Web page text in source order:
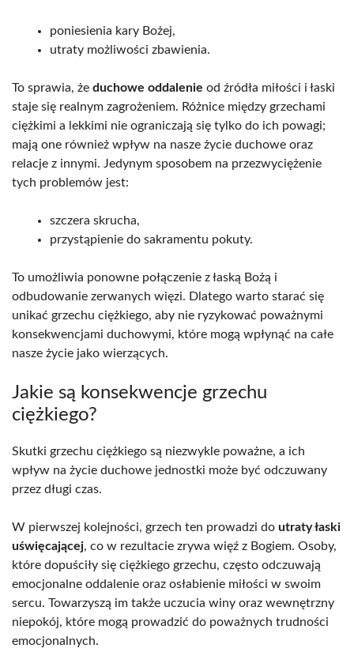
poniesienia kary Bożej,
utraty możliwości zbawienia.
To sprawia, że duchowe oddalenie od źródła miłości i łaski
staje się realnym zagrożeniem. Różnice między grzechami
ciężkimi a lekkimi nie ograniczają się tylko do ich powagi;
mają one również wpływ na nasze życie duchowe oraz
relacje z innymi. Jedynym sposobem na przezwyciężenie
tych problemów jest:
szczera skrucha,
przystąpienie do sakramentu pokuty.
To umożliwia ponowne połączenie z łaską Bożą i
odbudowanie zerwanych więzi. Dlatego warto starać się
unikać grzechu ciężkiego, aby nie ryzykować poważnymi
konsekwencjami duchowymi, które mogą wpłynąć na całe
nasze życie jako wierzących.
Jakie są konsekwencje grzechu
ciężkiego?
Skutki grzechu ciężkiego są niezwykle poważne, a ich
wpływ na życie duchowe jednostki może być odczuwany
przez długi czas.
W pierwszej kolejności, grzech ten prowadzi do utraty łaski
uświęcającej, co w rezultacie zrywa więź z Bogiem. Osoby,
które dopuściły się ciężkiego grzechu, często odczuwają
emocjonalne oddalenie oraz osłabienie miłości w swoim
sercu. Towarzyszą im także uczucia winy oraz wewnętrzny
niepokój, które mogą prowadzić do poważnych trudności
emocjonalnych.